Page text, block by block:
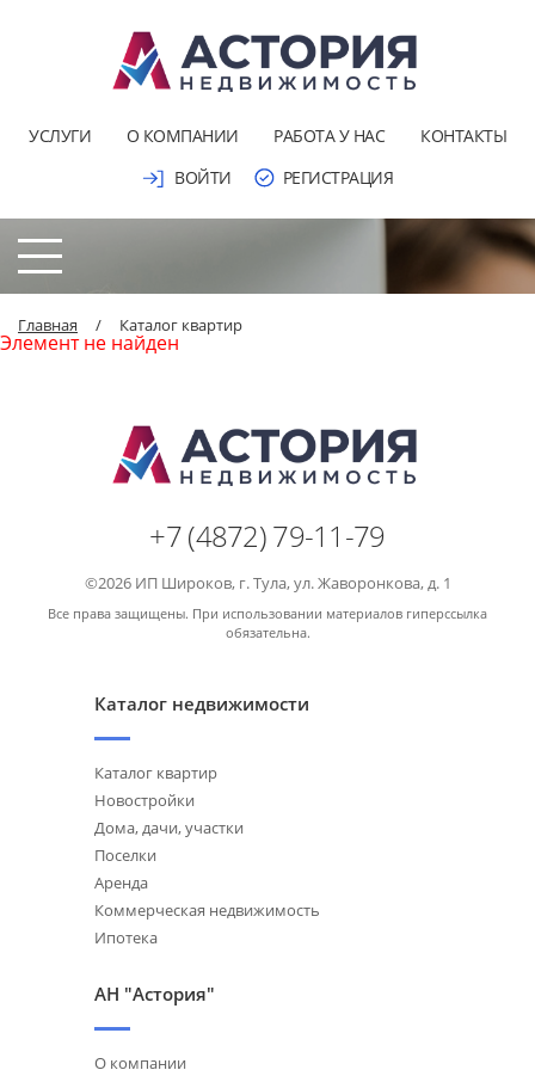
УСЛУГИ О КОМПАНИИ РАБОТА У НАС
КОНТАКТЫ
ВОЙТИ
РЕГИСТРАЦИЯ
Главная / Каталог квартир
Элемент не найден
+7 (4872) 79-11-79
©2026 ИП Широков, г. Тула, ул. Жаворонкова, д. 1
Все права защищены. При использовании материалов гиперссылка
обязательна.
Каталог недвижимости
Каталог квартир
Новостройки
Дома, дачи, участки
Поселки
Аренда
Коммерческая недвижимость
Ипотека
АН "Астория"
О компании